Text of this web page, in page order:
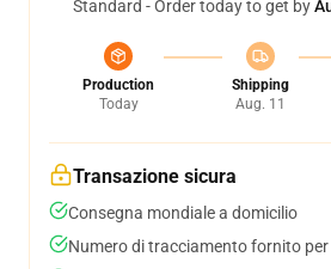
Standard - Order today to get by
Production
Today
Shipping
Aug. 11
Transazione sicura
Consegna mondiale a domicilio
Numero di tracciamento fornito